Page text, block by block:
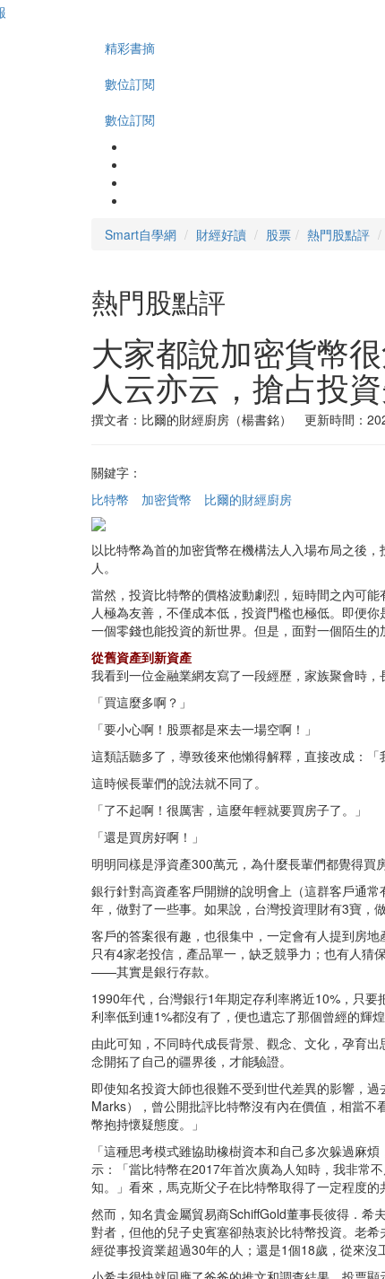
精彩書摘
數位訂閱
數位訂閱
Smart自學網 財經好讀 股票 熱門股點評
熱門股點評
大家都說加密貨幣
人云亦云，搶占投
撰文者：比爾的財經廚房（楊書銘） 更新時間：
關鍵字：
比特幣
加密貨幣 比爾的財經廚房
以比特幣為首的加密貨幣在機構法人入場布局之後
人。
當然，投資比特幣的價格波動劇烈，短時間之內可
人極為友善，不僅成本低，投資門檻也極低。即便
一個零錢也能投資的新世界。但是，面對一個陌生
從舊資產到新資產
我看到一位金融業網友寫了一段經歷，家族聚會時
「買這麼多啊？」
「要小心啊！股票都是來去一場空啊！」
這類話聽多了，導致後來他懶得解釋，直接改成：
這時候長輩們的說法就不同了。
「了不起啊！很厲害，這麼年輕就要買房子了。」
「還是買房好啊！」
明明同樣是淨資產300萬元，為什麼長輩們都覺得買
銀行針對高資產客戶開辦的說明會上（這群客戶通
年，做對了一些事。如果說，台灣投資理財有3寶，
客戶的答案很有趣，也很集中，一定會有人提到房
只有4家老投信，產品單一，缺乏競爭力；也有人猜
——其實是銀行存款。
1990年代，台灣銀行1年期定存利率將近10%，只
利率低到連1%都沒有了，便也遺忘了那個曾經的輝煌
由此可知，不同時代成長背景、觀念、文化，孕育
念開拓了自己的疆界後，才能驗證。
即使知名投資大師也很難不受到世代差異的影響，
Marks），曾公開批評比特幣沒有內在價值，相當
幣抱持懷疑態度。」
「這種思考模式雖協助橡樹資本和自己多次躲過麻
示：「當比特幣在2017年首次廣為人知時，我非常
知。」看來，馬克斯父子在比特幣取得了一定程度的
然而，知名貴金屬貿易商SchiffGold董事長彼得．希
對者，但他的兒子史賓塞卻熱衷於比特幣投資。老
經從事投資業超過30年的人；還是1個18歲，從來沒